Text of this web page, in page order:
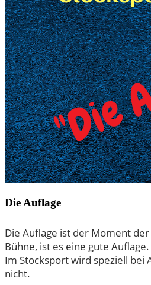
Die Auflage
Die Auflage ist der Moment
Bühne, ist es eine gute
Im Stocksport wird speziell bei
nicht.